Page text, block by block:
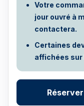
Votre
jour ouvré à
contactera.
Certaines
affichées sur